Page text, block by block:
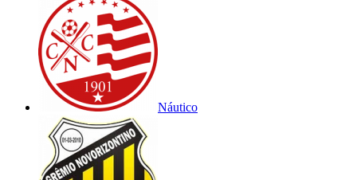
Náutico